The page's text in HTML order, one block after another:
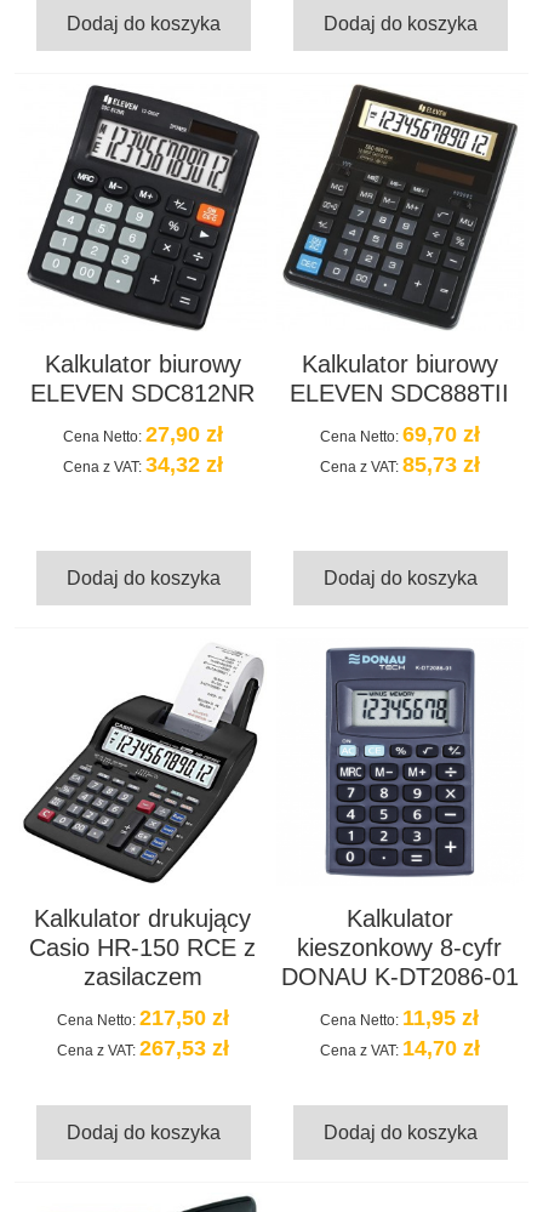
Dodaj do koszyka Dodaj do koszyka
Kalkulator biurowy
ELEVEN SDC812NR
Cena Netto: 27,90 zł
Cena z VAT: 34,32 zł
Dodaj do koszyka
Kalkulator biurowy
ELEVEN SDC888TII
Cena Netto: 69,70 zł
Cena z VAT: 85,73 zł
Dodaj do koszyka
Kalkulator drukujący
Casio HR-150 RCE z
zasilaczem
Cena Netto: 217,50 zł
Cena z VAT: 267,53 zł
Dodaj do koszyka
Kalkulator
kieszonkowy 8-cyfr
DONAU K-DT2086-01
Cena Netto: 11,95 zł
Cena z VAT: 14,70 zł
Dodaj do koszyka